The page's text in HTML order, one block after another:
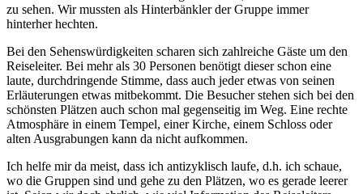
zu sehen. Wir mussten als Hinterbänkler der Gruppe immer
hinterher hechten.
Bei den Sehenswürdigkeiten scharen sich zahlreiche Gäste um den
Reiseleiter. Bei mehr als 30 Personen benötigt dieser schon eine
laute, durchdringende Stimme, dass auch jeder etwas von seinen
Erläuterungen etwas mitbekommt. Die Besucher stehen sich bei den
schönsten Plätzen auch schon mal gegenseitig im Weg. Eine rechte
Atmosphäre in einem Tempel, einer Kirche, einem Schloss oder
alten Ausgrabungen kann da nicht aufkommen.
Ich helfe mir da meist, dass ich antizyklisch laufe, d.h. ich schaue,
wo die Gruppen sind und gehe zu den Plätzen, wo es gerade leerer